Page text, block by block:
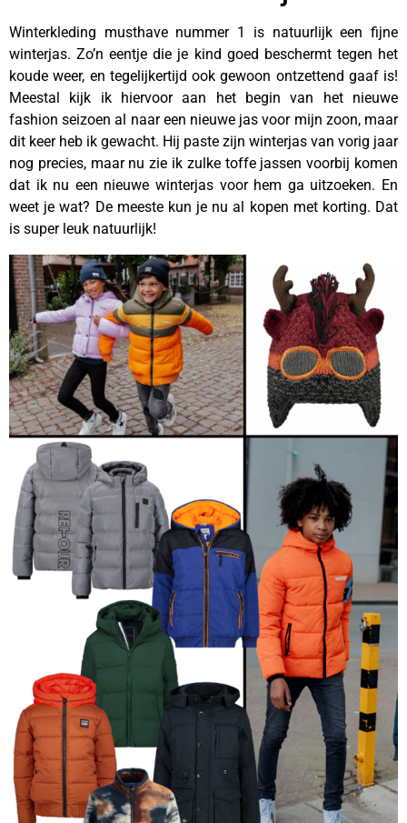
Winterkleding musthave nummer 1 is natuurlijk een fijne
winterjas. Zo’n eentje die je kind goed beschermt tegen het
koude weer, en tegelijkertijd ook gewoon ontzettend gaaf is!
Meestal kijk ik hiervoor aan het begin van het nieuwe
fashion seizoen al naar een nieuwe jas voor mijn zoon, maar
dit keer heb ik gewacht. Hij paste zijn winterjas van vorig jaar
nog precies, maar nu zie ik zulke toffe jassen voorbij komen
dat ik nu een nieuwe winterjas voor hem ga uitzoeken. En
weet je wat? De meeste kun je nu al kopen met korting. Dat
is super leuk natuurlijk!